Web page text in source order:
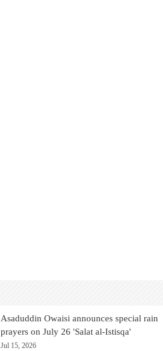
Asaduddin Owaisi announces special rain
prayers on July 26 'Salat al-Istisqa'
Jul 15, 2026